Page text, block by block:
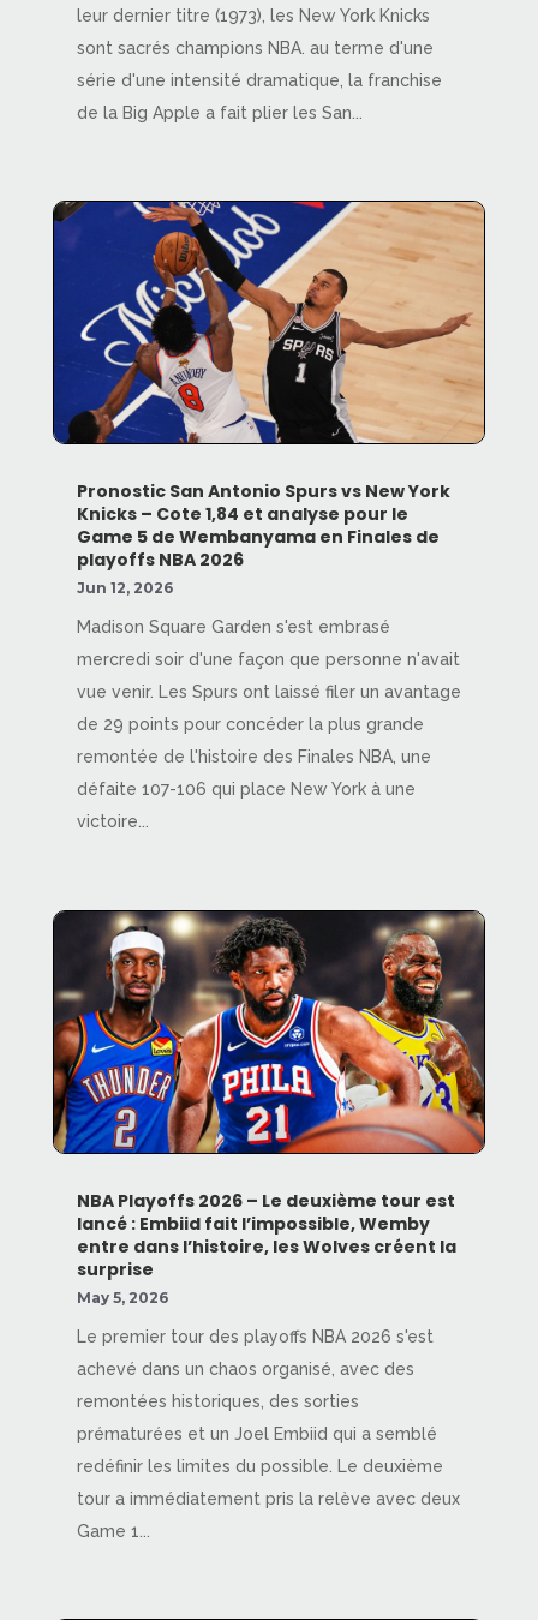
leur dernier titre (1973), les New York Knicks
sont sacrés champions NBA. au terme d'une
série d'une intensité dramatique, la franchise
de la Big Apple a fait plier les San...
Pronostic San Antonio Spurs vs New York
Knicks – Cote 1,84 et analyse pour le
Game 5 de Wembanyama en Finales de
playoffs NBA 2026
Jun 12, 2026
Madison Square Garden s'est embrasé
mercredi soir d'une façon que personne n'avait
vue venir. Les Spurs ont laissé filer un avantage
de 29 points pour concéder la plus grande
remontée de l'histoire des Finales NBA, une
défaite 107-106 qui place New York à une
victoire...
NBA Playoffs 2026 – Le deuxième tour est
lancé : Embiid fait l’impossible, Wemby
entre dans l’histoire, les Wolves créent la
surprise
May 5, 2026
Le premier tour des playoffs NBA 2026 s'est
achevé dans un chaos organisé, avec des
remontées historiques, des sorties
prématurées et un Joel Embiid qui a semblé
redéfinir les limites du possible. Le deuxième
tour a immédiatement pris la relève avec deux
Game 1...